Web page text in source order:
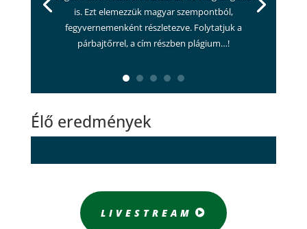
is. Ezt elemezzük magyar szempontból,
fegyvernemenként részletezve. Folytatjuk a
párbajtőrrel, a cím részben plágium…!
Élő eredmények
LIVESTREAM